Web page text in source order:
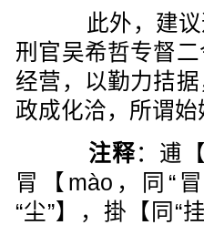
此外，建议
刑官吴希哲专督
经营，以勤力拮
政成化洽，所谓始
注释：逋
冐【mào，同“
“尘”】，掛【同“